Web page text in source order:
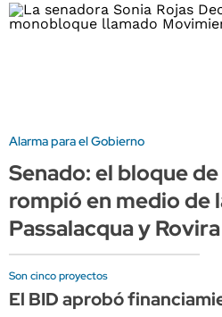
Alarma para el Gobierno
Senado: el bloque
rompió en medio de
Passalacqua y Rovira
Son cinco proyectos
El BID aprobó